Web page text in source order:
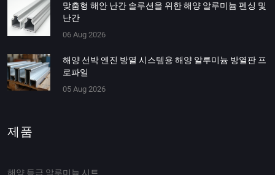
맞춤형 해안 난간 솔루션을 위한 해양 알루미늄 펜싱 및
난간
06 Aug 2026
해양 선박 엔진 방열 시스템용 해양 알루미늄 방열판 프
로파일
05 Aug 2026
제품
해양 등급 알루미늄 시트